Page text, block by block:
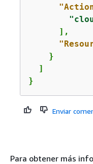
      ],
    }
  ]
}
Enviar
Para obtener más